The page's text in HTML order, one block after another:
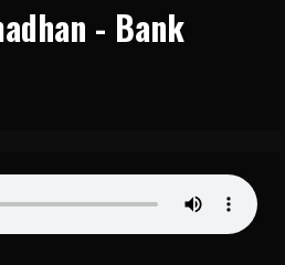
- Bank